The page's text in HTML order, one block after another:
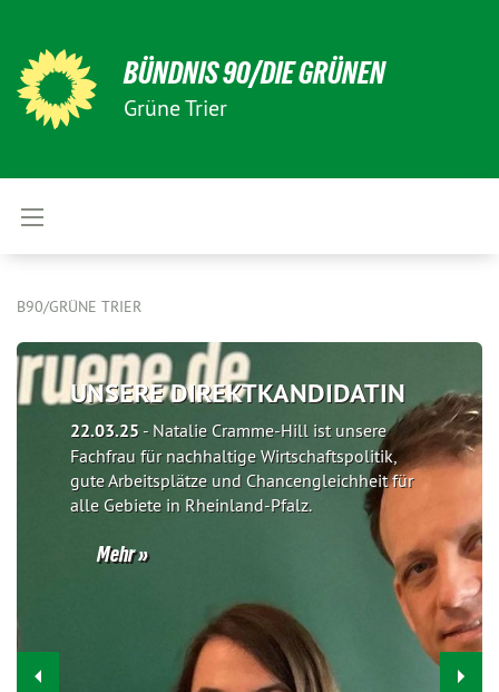
BÜNDNIS 90/DIE GRÜNEN
Grüne Trier
B90/GRÜNE TRIER
UNSERE DIREKTKANDIDATIN
22.03.25 - Natalie Cramme-Hill ist unsere
Fachfrau für nachhaltige Wirtschaftspolitik,
gute Arbeitsplätze und Chancengleichheit für
alle Gebiete in Rheinland-Pfalz.
Mehr